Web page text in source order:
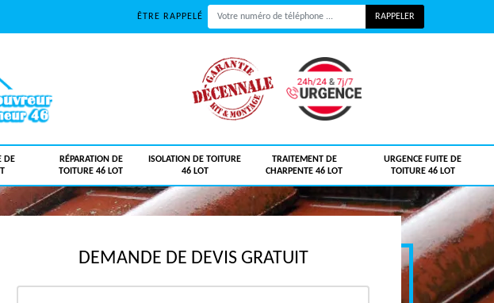
ÊTRE RAPPELÉ
DE
RÉPARATION DE
TOITURE 46 LOT
ISOLATION DE TOITURE
46 LOT
TRAITEMENT DE
CHARPENTE 46 LOT
URGENCE FUITE DE
TOITURE 46 LOT
DEMANDE DE DEVIS GRATUIT